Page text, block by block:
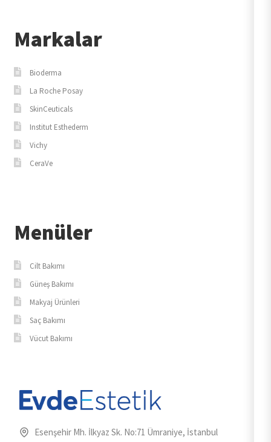
Markalar
Bioderma
La Roche Posay
SkinCeuticals
Institut Esthederm
Vichy
CeraVe
Menüler
Cilt Bakımı
Güneş Bakımı
Makyaj Ürünleri
Saç Bakımı
Vücut Bakımı
Esenşehir Mh. İlkyaz Sk. No:71 Ümraniye, İstanbul